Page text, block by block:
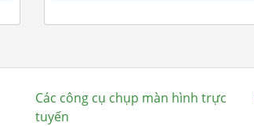
Các công cụ chụp màn hình trực
tuyến